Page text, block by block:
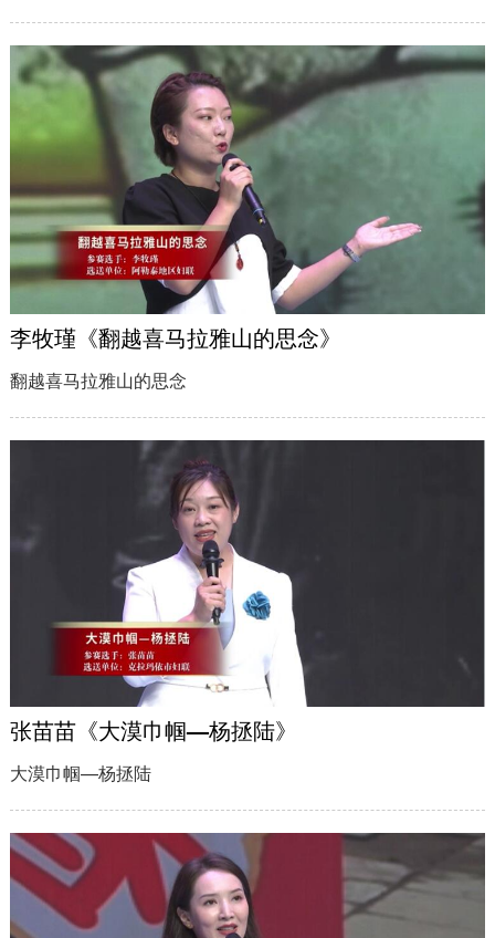
李牧瑾《翻越喜马拉雅山的思念》
翻越喜马拉雅山的思念
张苗苗《大漠巾帼—杨拯陆》
大漠巾帼—杨拯陆